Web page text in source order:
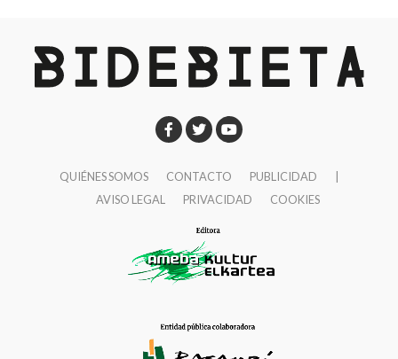
QUIÉNES SOMOS CONTACTO PUBLICIDAD
AVISO LEGAL
PRIVACIDAD COOKIES